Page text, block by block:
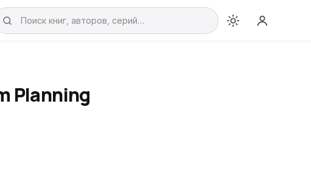
Planning